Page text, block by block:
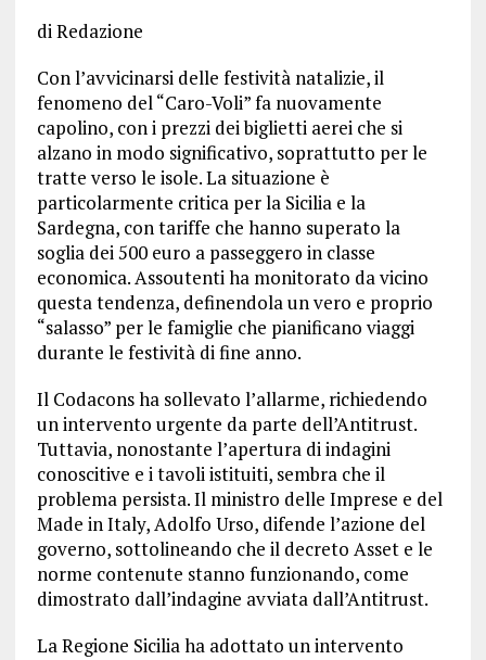
di Redazione
Con l’avvicinarsi delle festività natalizie, il
fenomeno del “Caro-Voli” fa nuovamente
capolino, con i prezzi dei biglietti aerei che si
alzano in modo significativo, soprattutto per le
tratte verso le isole. La situazione è
particolarmente critica per la Sicilia e la
Sardegna, con tariffe che hanno superato la
soglia dei 500 euro a passeggero in classe
economica. Assoutenti ha monitorato da vicino
questa tendenza, definendola un vero e proprio
“salasso” per le famiglie che pianificano viaggi
durante le festività di fine anno.
Il Codacons ha sollevato l’allarme, richiedendo
un intervento urgente da parte dell’Antitrust.
Tuttavia, nonostante l’apertura di indagini
conoscitive e i tavoli istituiti, sembra che il
problema persista. Il ministro delle Imprese e del
Made in Italy, Adolfo Urso, difende l’azione del
governo, sottolineando che il decreto Asset e le
norme contenute stanno funzionando, come
dimostrato dall’indagine avviata dall’Antitrust.
La Regione Sicilia ha adottato un intervento